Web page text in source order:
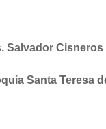
Salvador Cisneros
Santa Teresa